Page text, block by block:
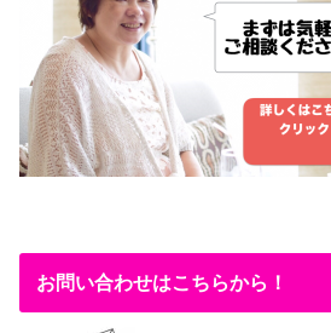
お問い合わせはこちらから！